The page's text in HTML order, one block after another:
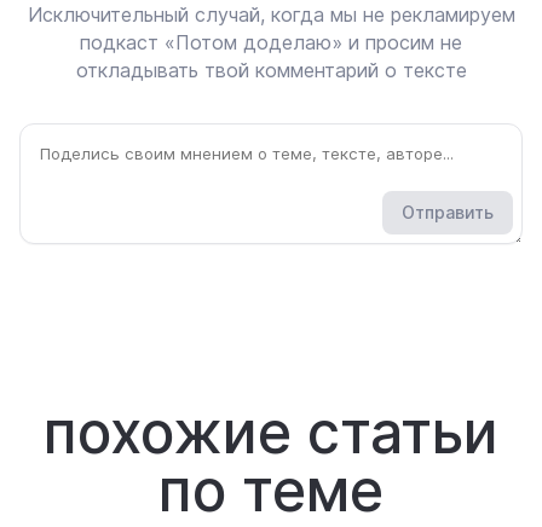
Исключительный случай, когда мы не рекламируем
подкаст «Потом доделаю» и просим не
откладывать твой комментарий о тексте
Отправить
похожие статьи
по теме